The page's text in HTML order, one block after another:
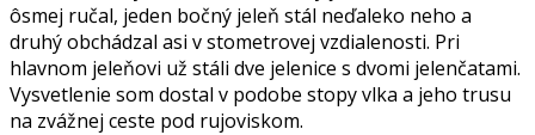
ôsmej ručal, jeden bočný jeleň stál neďaleko neho a
druhý obchádzal asi v stometrovej vzdialenosti. Pri
hlavnom jeleňovi už stáli dve jelenice s dvomi jelenčatami.
Vysvetlenie som dostal v podobe stopy vlka a jeho trusu
na zvážnej ceste pod rujoviskom.